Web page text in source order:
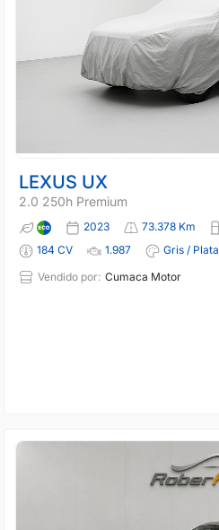
LEXUS UX
2.0 250h Premium
2023 73.378 Km
184 CV
1.987
Gris / Plata
Vendido por: Cumaca Motor